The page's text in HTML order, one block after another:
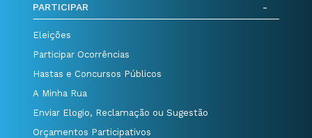
PARTICIPAR
Eleições
Participar Ocorrências
Hastas e Concursos Públicos
A Minha Rua
Enviar Elogio, Reclamação ou Sugestão
Orçamentos Participativos